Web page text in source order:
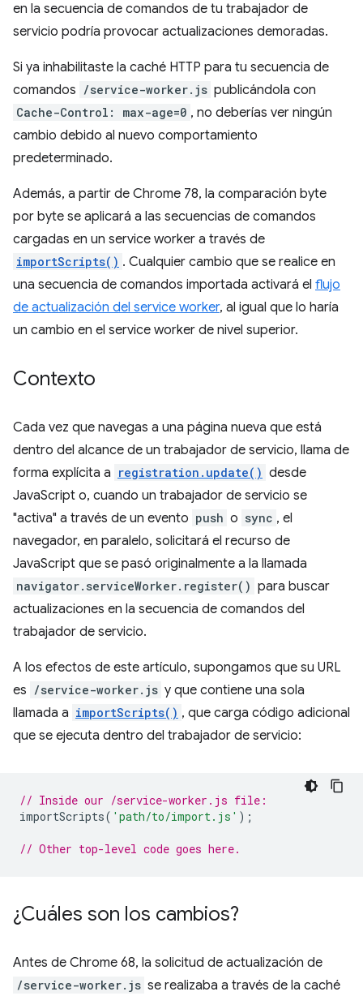
en la secuencia de comandos de tu trabajador de
servicio podría provocar actualizaciones demoradas.
Si ya inhabilitaste la caché HTTP para tu secuencia de
comandos /service-worker.js publicándola con
Cache-Control: max-age=0 , no deberías ver ningún
cambio debido al nuevo comportamiento
predeterminado.
Además, a partir de Chrome 78, la comparación byte
por byte se aplicará a las secuencias de comandos
cargadas en un service worker a través de
importScripts() . Cualquier cambio que se realice en
una secuencia de comandos importada activará el flujo
de actualización del service worker, al igual que lo haría
un cambio en el service worker de nivel superior.
Contexto
Cada vez que navegas a una página nueva que está
dentro del alcance de un trabajador de servicio, llama de
forma explícita a registration.update() desde
JavaScript o, cuando un trabajador de servicio se
"activa" a través de un evento push o sync , el
navegador, en paralelo, solicitará el recurso de
JavaScript que se pasó originalmente a la llamada
navigator.serviceWorker.register() para buscar
actualizaciones en la secuencia de comandos del
trabajador de servicio.
A los efectos de este artículo, supongamos que su URL
es /service-worker.js y que contiene una sola
llamada a importScripts() , que carga código adicional
que se ejecuta dentro del trabajador de servicio:
// Inside our /service-worker.js file:
importScripts( 'path/to/import.js' );
// Other top-level code goes here.
¿Cuáles son los cambios?
Antes de Chrome 68, la solicitud de actualización de
/service-worker.js se realizaba a través de la caché